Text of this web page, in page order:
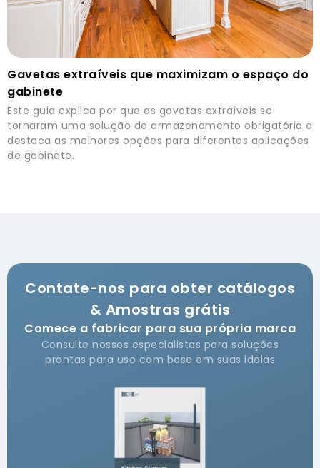
Gavetas extraíveis que maximizam o espaço do
gabinete
Este guia explica por que as gavetas extraíveis se
tornaram uma solução de armazenamento obrigatória e
destaca as melhores opções para diferentes aplicações
de gabinete.
Contate-nos para obter catálogos
& Amostras grátis
Comece a fabricar para sua própria marca
Consulte nossos especialistas para soluções
prontas para uso com base em suas ideias